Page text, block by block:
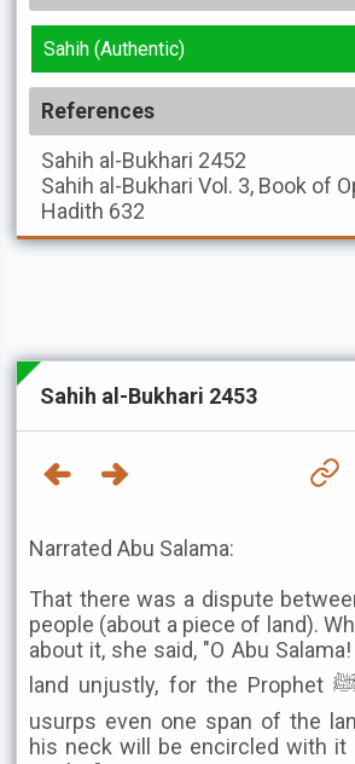
Sahih (Authentic)
References
Sahih al-Bukhari 2452
Sahih al-Bukhari Vol. 3, Book of
Hadith 632
Sahih al-Bukhari 2453
Narrated Abu Salama:
That there was a dispute
people (about a piece of land).
about it, she said, "O Abu
land unjustly, for the Prophet ﷺ said, 'Whoever
usurps even one span of the
his neck will be encircled with it